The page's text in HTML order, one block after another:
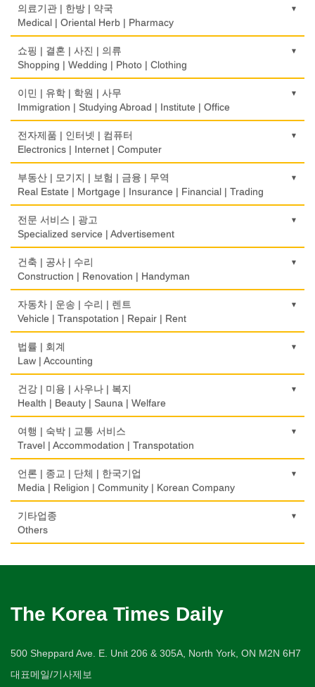
농장
Farm
떡집/방앗간
Rice Cake
Fish Market
Restaurant
식당장비
Food Equipment
식품점
Korean Food
Food Manufacturing
와인제조
정육점
제과점
Bakery
식품도매
Food Distributors
의료기관 | 한방 | 약국
Medical | Oriental Herb | Pharmacy
의사-검안의
Optometrist
보청기
Hearing Aid
Bidet
Psychologist/Psychiatrist
안경점
Optical Stores
의료기구
Medical Instruments
Denturist
한의원/한약
약국
의사-내과
Internal Medicine
의사-물리치료/카이로 프랙터
Physiotherapy/Chiropractic Clinic
의사-비뇨기과
의사-산부인과
Obstetrician
Veterinarian
Ophthalmologist
의사-외과
쇼핑 | 결혼 | 사진 | 의류
Shopping | Wedding | Photo | Clothing
한복집
Korean Costume
유리/거울/액자
Glass/Mirror/Frame
Children's Ware
Wedding
인터넷 쇼핑
Internet Shopping
결혼상담
Marriage Consulting
Florist
모피점
백화점/선물센터
보석/귀금속/시계
Jeweler/Jeweller
비디오-사진/촬영/편집/공급
Video Service
사진촬영
애완동물용품
양복점
Tailor
Fashion/Boutique
이민 | 유학 | 학원 | 사무
Immigration | Studying Abroad | Institute | Office
이민/유학
Immigration/Studying Abroad
사무기기
Office Equipment
Stationery/Office Equipment
Book Store
운전학원
Driving School
한글학교
Korean Language School
Boarding House
학교/학원
School/Academy
개인지도-체육
개인지도-음악
Private Lesson-Music
개인지도-옷수선
Private Lesson-Alteration
개인지도-어학/수학
개인지도-서예
Private Lesson-Calligraphy
Private Lesson-Art/Photograph
전자제품 | 인터넷 | 컴퓨터
Electronics | Internet | Computer
금전등록기
Cash Register
인터넷 서비스/까페
Internet Service/Cafe
전자제품 판매/수리
Electronic Goods Sales/Repair
Telephone/Communication Service
컴퓨터 판매/수리
Computer Sales/Repair
부동산 | 모기지 | 보험 | 금융 | 무역
Real Estate | Mortgage | Insurance | Financial | Trading
도매
Wholesale
모기지
Mortgage
International Trade
Insurance/Investment/Finance
부동산 관리
Property Management
채무조정
Bankruptcy
Real Estate
은행/금융기관
전문 서비스 | 광고
Specialized service | Advertisement
광고/그래픽 디자인
Advertising/Graphic Design
광고 에이전트
Advertising Agency
Alarm/Security System
Cemetery/Monument
빨래방/세탁
Coin Laundry/Dry cleaning
상패/트로피
Medal/Trophy
Dry cleaning Equipment
악기사
유아원/데이케어
보석감정사
Gemologist
건축 | 공사 | 수리
Construction | Renovation | Handyman
건축시공/개조
Construction/Home Renovation
건축설계사
Architect
Architecture
Home Inspection
간판
Signs
가구판매/수리
Furniture Sales/Repair
배관/플러밍
스테이징 홈
Staging Home
자동차 | 운송 | 수리 | 렌트
Vehicle | Transpotation | Repair | Rent
운송/통관/이삿짐
Transportation/Moving
택배
Courier Service
택시
Taxi Service
Automobile/Car
자동차-렌트
Car Rental
자동차-바디샵
자동차-타이어
자동차-판매/리스
Sales/Lease
법률 | 회계
Law | Accounting
교통위반티켓
Traffic Ticket
공인회계사(CPA)
CPA
번역/통역/이력서
Translation/Interpretation/Resume Service
Law Office
회계업무
건강 | 미용 | 사우나 | 복지
Health | Beauty | Sauna | Welfare
건강상담/식품/정보
Health Counseling/Food/Information
의료기
Medical Equipment
Massage
Spring Water/Water Purifier
여행 | 숙박 | 교통 서비스
Travel | Accommodation | Transpotation
호텔/모텔/숙박
Hotel/Motel
여행/관광
Travel/Tour
언론 | 종교 | 단체 | 한국기업
Media | Religion | Community | Korean Company
기도원/수양관
Retreat Centre
Korean Businessmen's Association
Buddhist Temple
한국일보 본사 및 지국
기타업종
Others
Shoe Repair
ETC
아파트
The Korea Times Daily
500 Sheppard Ave. E. Unit 206 & 305A, North York, ON M2N 6H7
대표메일/기사제보